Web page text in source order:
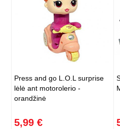
Press and go L.O.L surprise
lėlė ant motorolerio -
orandžinė
5,99 €